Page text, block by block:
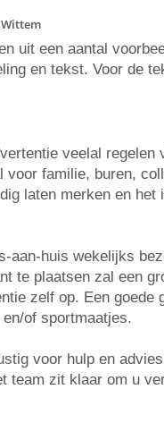
uit een aantal
en tekst. Voor de
veelal
familie, buren,
laten merken en
aan-huis wekelijks
te plaatsen zal een
zelf op. Een goede
of sportmaatjes.
voor hulp en
team zit klaar om u